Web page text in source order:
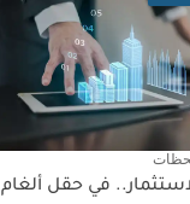
في حقل ألغام